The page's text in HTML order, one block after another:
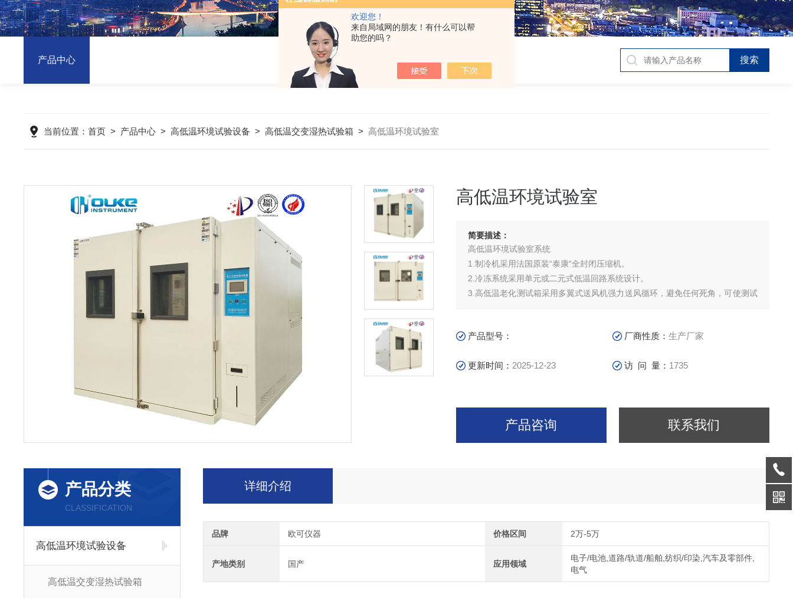
欢迎您！
来自局域网的朋友！有什么可以帮
助您的吗？
产品中心
当前位置：首页 > 产品中心 >高低温环境试验设备 >高低温交变湿热试验箱 >高低温环境试验室
高低温环境试验室
简要描述：
高低温环境试验室系统
1.制冷机采用法国原装“泰康“全封闭压缩机。
2.冷冻系统采用单元或二元式低温回路系统设计。
3.高低温老化测试箱采用多翼式送风机强力送风循环，避免任何死角，可使测试
稳时间快。
产品型号： 厂商性质：生产厂家
更新时间： 2025-12-23 访 问 量： 1735
产品咨询 联系我们
产品分类
CLASSIFICATION
高低温环境试验设备
高低温交变湿热试验箱
详细介绍
品牌 欧可仪器 价格区间 2万-5万
产地类别 国产 应用领域
电子/电池,道路/轨道/船舶,纺织/印染,汽车及零部件,
电气